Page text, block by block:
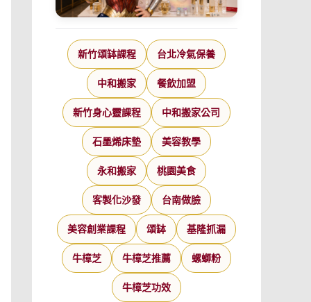
新竹頌缽課程 台北冷氣保養
中和搬家 餐飲加盟
新竹身心靈課程 中和搬家公司
石墨烯床墊 美容教學
永和搬家 桃園美食
客製化沙發 台南做臉
美容創業課程 頌缽 基隆抓漏
牛樟芝 牛樟芝推薦 螺螄粉
牛樟芝功效